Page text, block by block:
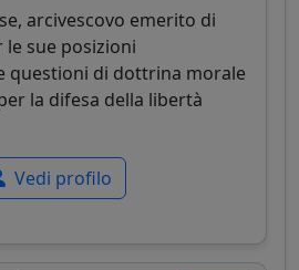
arcivescovo emerito di
sue posizioni
questioni di dottrina morale
la difesa della libertà
Vedi profilo